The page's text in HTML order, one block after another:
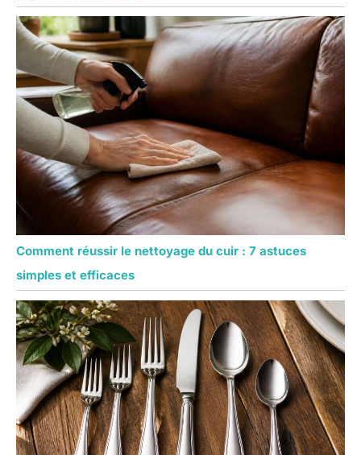
Comment réussir le nettoyage du cuir : 7 astuces
simples et efficaces